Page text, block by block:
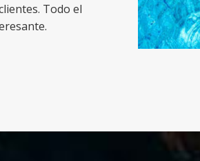
Todo el